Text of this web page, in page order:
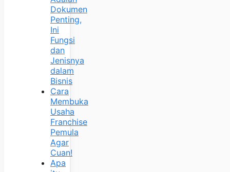
Dokumen
Penting,
Ini
Fungsi
dan
Jenisnya
dalam
Bisnis
Cara
Membuka
Usaha
Franchise
Pemula
Agar
Cuan!
Apa